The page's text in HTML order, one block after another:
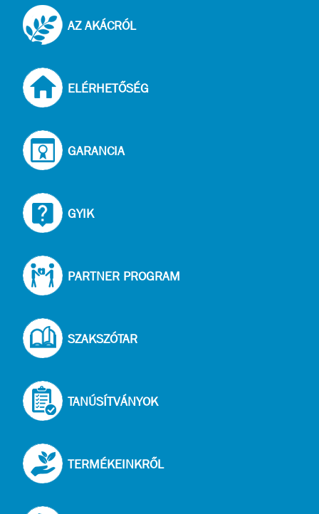
AZ AKÁCRÓL
ELÉRHETŐSÉG
GARANCIA
GYIK
PARTNER PROGRAM
SZAKSZÓTAR
TANÚSÍTVÁNYOK
TERMÉKEINKRŐL